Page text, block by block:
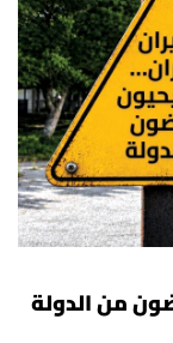
من الدولة